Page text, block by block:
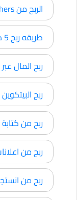
الربح من Teachers Pay Teachers بخطوات
طريقه ربح 5 دولار في كل نقره
ربح المال
ربح البيتكوين
ربح من
ربح من
ربح من